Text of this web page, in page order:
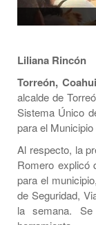
Liliana Rincón
Torreón,
alcalde de
Sistema Único
para el Municipio
Al respecto, la
Romero explicó
para el
de Seguridad,
la semana.